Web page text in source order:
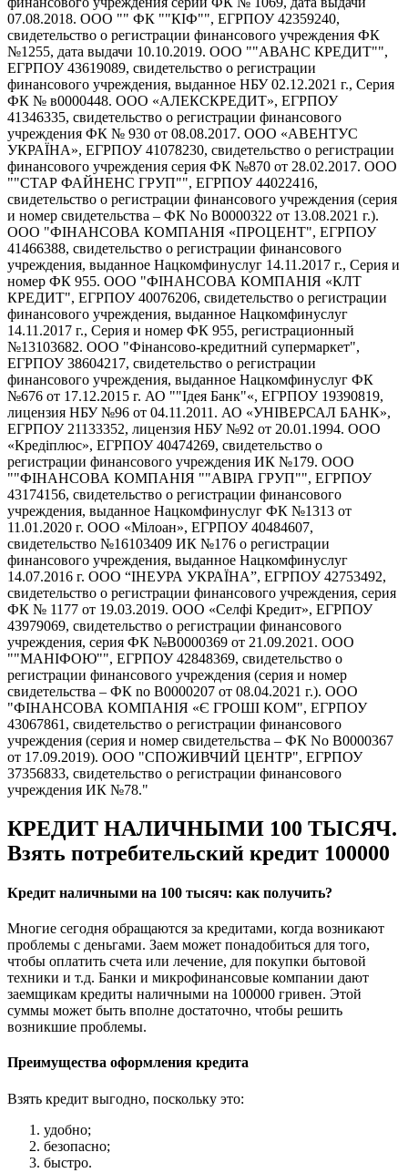
07.08.2018. ООО "" ФК ""КІФ"", ЕГРПОУ 42359240,
свидетельство о регистрации финансового учреждения ФК
№1255, дата выдачи 10.10.2019. ООО ""АВАНС КРЕДИТ"",
ЕГРПОУ 43619089, свидетельство о регистрации
финансового учреждения, выданное НБУ 02.12.2021 г., Серия
ФК № в0000448. ООО «АЛЕКСКРЕДИТ», ЕГРПОУ
41346335, свидетельство о регистрации финансового
учреждения ФК № 930 от 08.08.2017. ООО «АВЕНТУС
УКРАЇНА», ЕГРПОУ 41078230, свидетельство о регистрации
финансового учреждения серия ФК №870 от 28.02.2017. ООО
""СТАР ФАЙНЕНС ГРУП"", ЕГРПОУ 44022416,
свидетельство о регистрации финансового учреждения (серия
и номер свидетельства – ФК No В0000322 от 13.08.2021 г.).
ООО "ФІНАНСОВА КОМПАНІЯ «ПРОЦЕНТ", ЕГРПОУ
41466388, свидетельство о регистрации финансового
учреждения, выданное Нацкомфинуслуг 14.11.2017 г., Серия и
номер ФК 955. ООО "ФІНАНСОВА КОМПАНІЯ «КЛТ
КРЕДИТ", ЕГРПОУ 40076206, свидетельство о регистрации
финансового учреждения, выданное Нацкомфинуслуг
14.11.2017 г., Серия и номер ФК 955, регистрационный
№13103682. ООО "Фінансово-кредитний супермаркет",
ЕГРПОУ 38604217, свидетельство о регистрации
финансового учреждения, выданное Нацкомфинуслуг ФК
№676 от 17.12.2015 г. АО ""Ідея Банк"«, ЕГРПОУ 19390819,
лицензия НБУ №96 от 04.11.2011. АО «УНІВЕРСАЛ БАНК»,
ЕГРПОУ 21133352, лицензия НБУ №92 от 20.01.1994. ООО
«Кредіплюс», ЕГРПОУ 40474269, свидетельство о
регистрации финансового учреждения ИК №179. ООО
""ФІНАНСОВА КОМПАНІЯ ""АВІРА ГРУП"", ЕГРПОУ
43174156, свидетельство о регистрации финансового
учреждения, выданное Нацкомфинуслуг ФК №1313 от
11.01.2020 г. ООО «Мілоан», ЕГРПОУ 40484607,
свидетельство №16103409 ИК №176 о регистрации
финансового учреждения, выданное Нацкомфинуслуг
14.07.2016 г. ООО “ІНЕУРА УКРАЇНА”, ЕГРПОУ 42753492,
свидетельство о регистрации финансового учреждения, серия
ФК № 1177 от 19.03.2019. ООО «Селфі Кредит», ЕГРПОУ
43979069, свидетельство о регистрации финансового
учреждения, серия ФК №В0000369 от 21.09.2021. ООО
""МАНІФОЮ"", ЕГРПОУ 42848369, свидетельство о
регистрации финансового учреждения (серия и номер
свидетельства – ФК no В0000207 от 08.04.2021 г.). ООО
"ФІНАНСОВА КОМПАНІЯ «Є ГРОШІ КОМ", ЕГРПОУ
43067861, свидетельство о регистрации финансового
учреждения (серия и номер свидетельства – ФК No В0000367
от 17.09.2019). ООО "СПОЖИВЧИЙ ЦЕНТР", ЕГРПОУ
37356833, свидетельство о регистрации финансового
учреждения ИК №78."
КРЕДИТ НАЛИЧНЫМИ 100 ТЫСЯЧ.
Взять потребительский кредит 100000
Кредит наличными на 100 тысяч: как получить?
Многие сегодня обращаются за кредитами, когда возникают
проблемы с деньгами. Заем может понадобиться для того,
чтобы оплатить счета или лечение, для покупки бытовой
техники и т.д. Банки и микрофинансовые компании дают
заемщикам кредиты наличными на 100000 гривен. Этой
суммы может быть вполне достаточно, чтобы решить
возникшие проблемы.
Преимущества оформления кредита
Взять кредит выгодно, поскольку это:
удобно;
безопасно;
быстро.